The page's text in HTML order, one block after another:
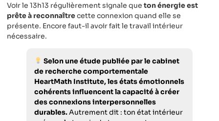
Voir le 13h13 régulièrement signale que ton énergie est
prête à reconnaîtrecette connexion quand elle se
présente. Encore faut-il avoir fait le travail intérieur
nécessaire.
Selon une étude publiée par le cabinet
de recherche comportementale
HeartMath Institute, les états émotionnels
cohérents influencent la capacité à créer
des connexions interpersonnelles
durables.Autrement dit : ton état intérieur